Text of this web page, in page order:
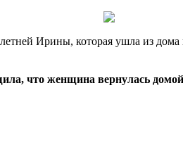
Ирины, которая ушла из дома
что женщина вернулась